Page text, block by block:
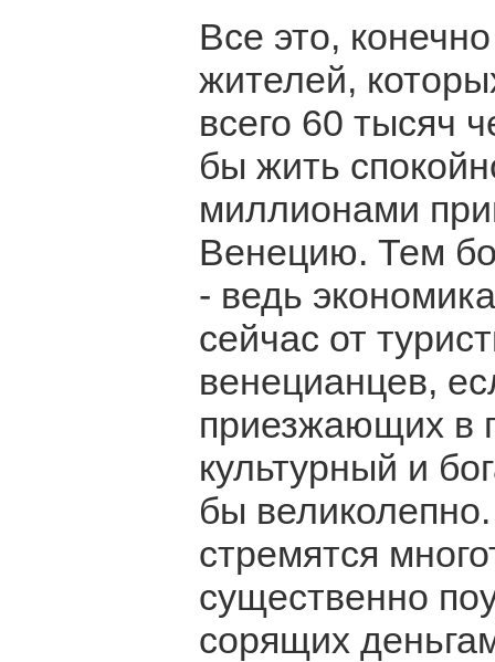
Все это,
жителей,
всего 60 тысяч
бы жить
миллионами
Венецию. Тем
- ведь
сейчас от
венецианцев,
приезжающих в
культурный и
бы
стремятся
существенно
сорящих